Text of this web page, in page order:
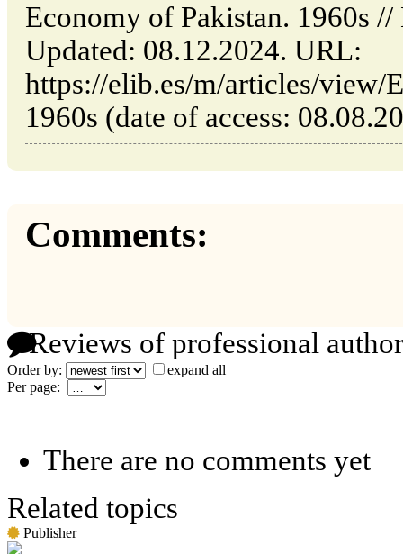
Economy of Pakistan. 1960s
Updated: 08.12.2024. URL:
https://elib.es/m/articles/view/
1960s (date of access:
Comments:
Reviews of professional
Order by:
expand all
Per page:
There are no comments yet
Related topics
Publisher